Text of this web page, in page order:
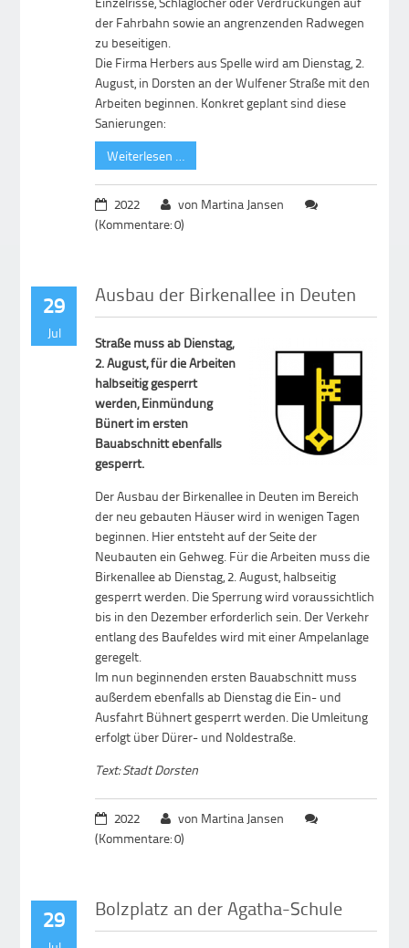
der Fahrbahn sowie an angrenzenden Radwegen
zu beseitigen.
Die Firma Herbers aus Spelle wird am Dienstag, 2.
August, in Dorsten an der Wulfener Straße mit den
Arbeiten beginnen. Konkret geplant sind diese
Sanierungen:
Weiterlesen …
2022
von Martina Jansen
(Kommentare: 0)
29
Jul
Ausbau der Birkenallee in Deuten
Straße muss ab Dienstag,
2. August, für die Arbeiten
halbseitig gesperrt
werden, Einmündung
Bünert im ersten
Bauabschnitt ebenfalls
gesperrt.
Der Ausbau der Birkenallee in Deuten im Bereich
der neu gebauten Häuser wird in wenigen Tagen
beginnen. Hier entsteht auf der Seite der
Neubauten ein Gehweg. Für die Arbeiten muss die
Birkenallee ab Dienstag, 2. August, halbseitig
gesperrt werden. Die Sperrung wird voraussichtlich
bis in den Dezember erforderlich sein. Der Verkehr
entlang des Baufeldes wird mit einer Ampelanlage
geregelt.
Im nun beginnenden ersten Bauabschnitt muss
außerdem ebenfalls ab Dienstag die Ein- und
Ausfahrt Bühnert gesperrt werden. Die Umleitung
erfolgt über Dürer- und Noldestraße.
Text: Stadt Dorsten
2022
von Martina Jansen
(Kommentare: 0)
29 Bolzplatz an der Agatha-Schule